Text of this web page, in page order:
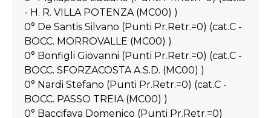
- H. R. VILLA POTENZA (MC00) )
0° De Santis Silvano (Punti Pr.Retr.=0) (cat.C -
BOCC. MORROVALLE (MC00) )
0° Bonfigli Giovanni (Punti Pr.Retr.=0) (cat.C -
BOCC. SFORZACOSTA A.S.D. (MC00) )
0° Nardi Stefano (Punti Pr.Retr.=0) (cat.C -
BOCC. PASSO TREIA (MC00) )
0° Baccifava Domenico (Punti Pr.Retr.=0)